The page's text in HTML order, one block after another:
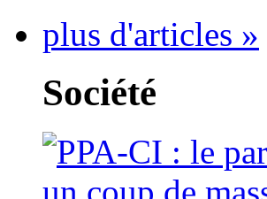
plus d'articles »
Société